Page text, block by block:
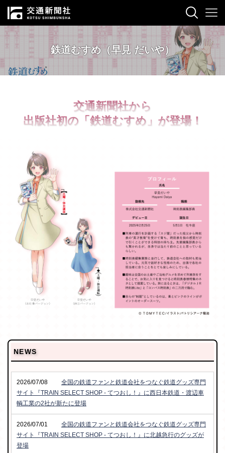
鉄道むすめ（早見 だいや）
交通新聞社から
出版社初の「鉄道むすめ」が登場！
NEWS
2026/07/08 全国の鉄道ファンと鉄道会社をつなぐ鉄道グッズ専門
サイト『TRAIN SELECT SHOP - てつおし！』に西日本鉄道・渡辺車
輌工業の2社が新たに登場
2026/07/01 全国の鉄道ファンと鉄道会社をつなぐ鉄道グッズ専門
サイト『TRAIN SELECT SHOP - てつおし！』に北越急行のグッズが
登場